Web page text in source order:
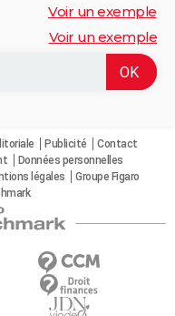
Voir un exemple
Voir un exemple
Publicité
Contact
Données personnelles
légales
Groupe Figaro